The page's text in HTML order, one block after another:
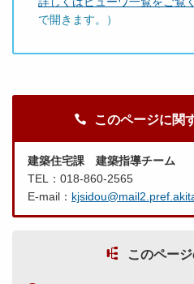
で開きます。）
このページに関
建築住宅課 建築指導チーム
TEL：018-860-2565
E-mail：
このペー